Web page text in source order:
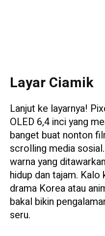
Layar Ciamik
Lanjut ke layarnya!
OLED 6,4 inci yang
banget buat nonton
scrolling media
warna yang
hidup dan tajam.
drama Korea atau
bakal bikin
seru.